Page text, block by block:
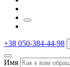
+38 050-384-44-98
Имя